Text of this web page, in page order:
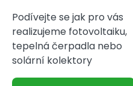
Podívejte se jak pro vás
realizujeme fotovoltaiku,
tepelná čerpadla nebo
solární kolektory